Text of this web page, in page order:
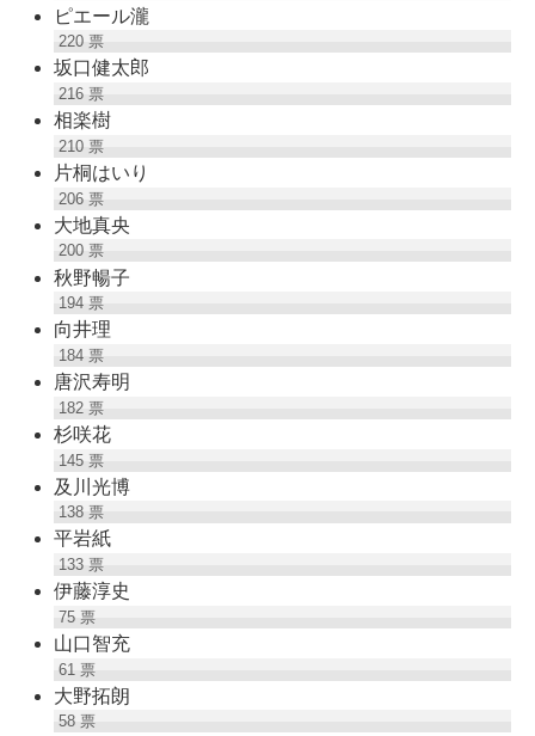
ピエール瀧
220票
坂口健太郎
216票
相楽樹
210票
片桐はいり
206票
大地真央
200票
秋野暢子
194票
向井理
184票
唐沢寿明
182票
杉咲花
145票
及川光博
138票
平岩紙
133票
伊藤淳史
75票
山口智充
61票
大野拓朗
58票